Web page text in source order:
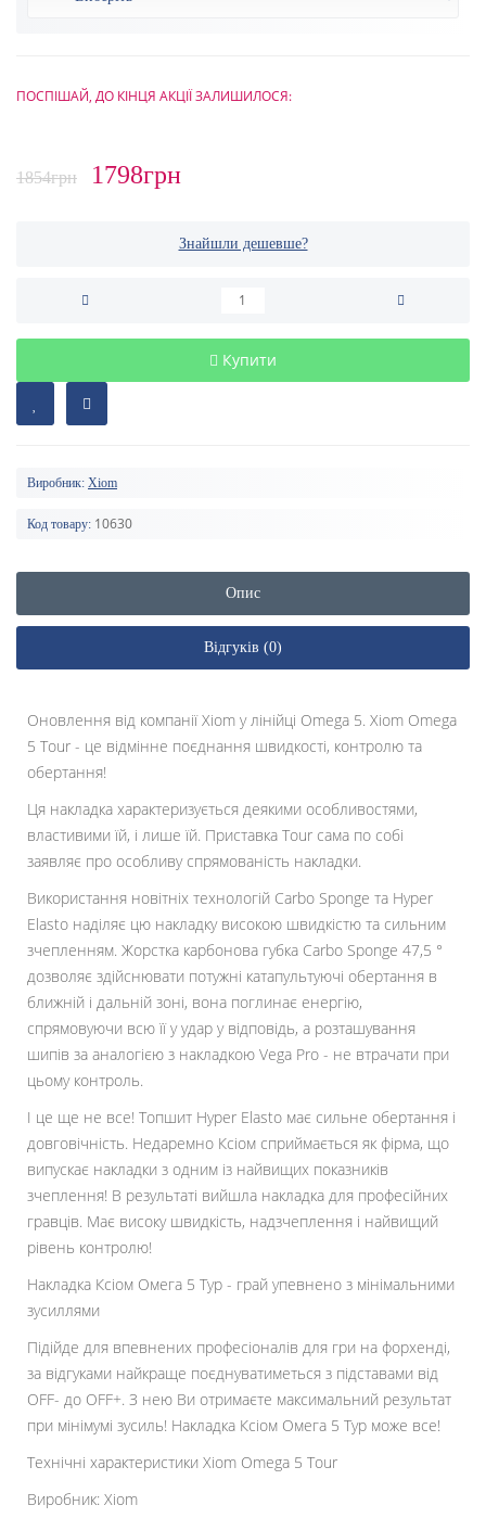
ПОСПІШАЙ, ДО КІНЦЯ АКЦІЇ ЗАЛИШИЛОСЯ:
1854грн 1798грн
Знайшли дешевше?
Купити
Виробник: Xiom
Код товару: 10630
Опис
Відгуків (0)
Оновлення від компанії Xiom у лінійці Omega 5. Xiom Omega
5 Tour - це відмінне поєднання швидкості, контролю та
обертання!
Ця накладка характеризується деякими особливостями,
властивими їй, і лише їй. Приставка Tour сама по собі
заявляє про особливу спрямованість накладки.
Використання новітніх технологій Carbo Sponge та Hyper
Elasto наділяє цю накладку високою швидкістю та сильним
зчепленням. Жорстка карбонова губка Carbo Sponge 47,5 °
дозволяє здійснювати потужні катапультуючі обертання в
ближній і дальній зоні, вона поглинає енергію,
спрямовуючи всю її у удар у відповідь, а розташування
шипів за аналогією з накладкою Vega Pro - не втрачати при
цьому контроль.
І це ще не все! Топшит Hyper Elasto має сильне обертання і
довговічність. Недаремно Ксіом сприймається як фірма, що
випускає накладки з одним із найвищих показників
зчеплення! В результаті вийшла накладка для професійних
гравців. Має високу швидкість, надзчеплення і найвищий
рівень контролю!
Накладка Ксіом Омега 5 Тур - грай упевнено з мінімальними
зусиллями
Підійде для впевнених професіоналів для гри на форхенді,
за відгуками найкраще поєднуватиметься з підставами від
OFF- до OFF+. З нею Ви отримаєте максимальний результат
при мінімумі зусиль! Накладка Ксіом Омега 5 Тур може все!
Технічні характеристики Xiom Omega 5 Tour
Виробник: Xiom